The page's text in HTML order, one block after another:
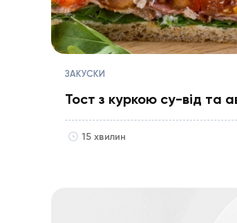
ЗАКУСКИ
Тост з куркою су-від та
15 хвилин